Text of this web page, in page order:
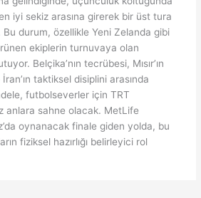
iyi sekiz arasına girerek bir üst tura
Bu durum, özellikle Yeni Zelanda gibi
ekiplerin turnuvaya olan
Belçika’nın tecrübesi, Mısır’ın
taktiksel disiplini arasında
futbolseverler için TRT
anlara sahne olacak. MetLife
oynanacak finale giden yolda, bu
fiziksel hazırlığı belirleyici rol